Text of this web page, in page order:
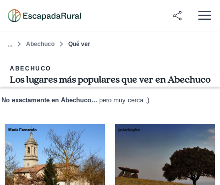
... Abechuco Qué ver
ABECHUCO
Los lugares más populares que ver en Abechuco
No exactamente en Abechuco... pero muy cerca ;)
María Fernando javieritopito